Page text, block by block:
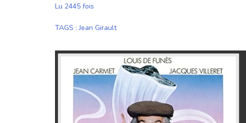
Lu 2445 fois
TAGS :Jean Girault